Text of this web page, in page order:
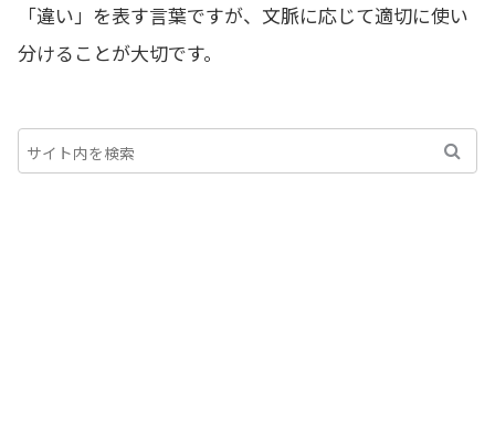
「違い」を表す言葉ですが、文脈に応じて適切に使い
分けることが大切です。